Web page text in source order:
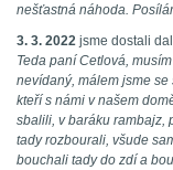
nešťastná náhoda.
3. 3. 2022 jsme dostali
Teda paní Cetlová,
nevídaný, málem jsme se
kteří s námi v našem
sbalili, v baráku rambajz,
tady rozbourali, všude
bouchali tady do zdí a